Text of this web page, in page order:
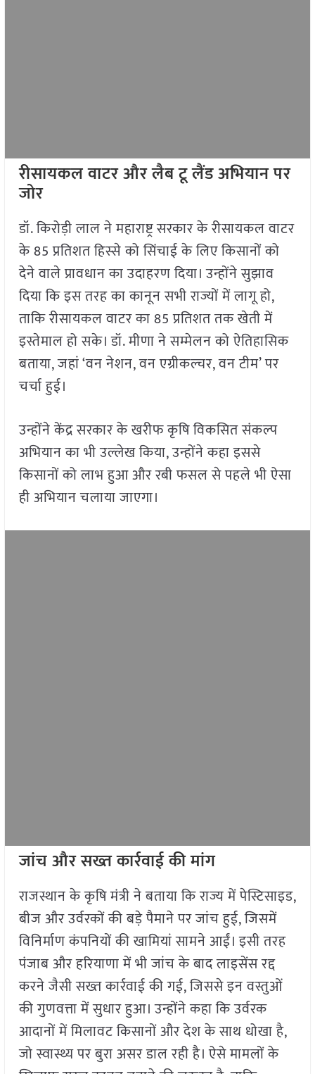
रीसायकल वाटर और लैब टू लैंड अभियान पर
जोर
डॉ. किरोड़ी लाल ने महाराष्ट्र सरकार के रीसायकल वाटर
के 85 प्रतिशत हिस्से को सिंचाई के लिए किसानों को
देने वाले प्रावधान का उदाहरण दिया। उन्होंने सुझाव
दिया कि इस तरह का कानून सभी राज्यों में लागू हो,
ताकि रीसायकल वाटर का 85 प्रतिशत तक खेती में
इस्तेमाल हो सके। डॉ. मीणा ने सम्मेलन को ऐतिहासिक
बताया, जहां ‘वन नेशन, वन एग्रीकल्चर, वन टीम’ पर
चर्चा हुई।
उन्होंने केंद्र सरकार के खरीफ कृषि विकसित संकल्प
अभियान का भी उल्लेख किया, उन्होंने कहा इससे
किसानों को लाभ हुआ और रबी फसल से पहले भी ऐसा
ही अभियान चलाया जाएगा।
जांच और सख्त कार्रवाई की मांग
राजस्थान के कृषि मंत्री ने बताया कि राज्य में पेस्टिसाइड,
बीज और उर्वरकों की बड़े पैमाने पर जांच हुई, जिसमें
विनिर्माण कंपनियों की खामियां सामने आईं। इसी तरह
पंजाब और हरियाणा में भी जांच के बाद लाइसेंस रद्द
करने जैसी सख्त कार्रवाई की गई, जिससे इन वस्तुओं
की गुणवत्ता में सुधार हुआ। उन्होंने कहा कि उर्वरक
आदानों में मिलावट किसानों और देश के साथ धोखा है,
जो स्वास्थ्य पर बुरा असर डाल रही है। ऐसे मामलों के